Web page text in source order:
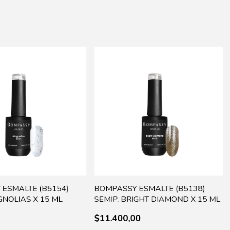
ESMALTE (B5154)
X 15 ML
BOMPASSY ESMALTE (B5138)
SEMIP. BRIGHT DIAMOND X 15 ML
$11.400,00